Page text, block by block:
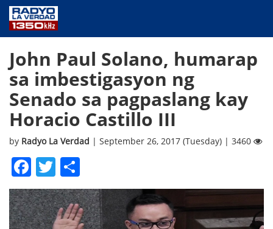
PUBLIC SERVICE
ANNOUNCEMENTS
PROGRAMS
ABOUT
John Paul Solano, humarap
sa imbestigasyon ng
Senado sa pagpaslang kay
Horacio Castillo III
by Radyo La Verdad | September 26, 2017 (Tuesday) | 3460
Facebook
Twitter